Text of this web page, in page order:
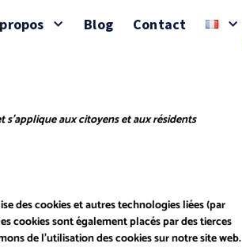
Blog Contact
aux citoyens et aux résidents
des cookies et autres technologies liées (par
cookies sont également placés par des tierces
de l’utilisation des cookies sur notre site web.